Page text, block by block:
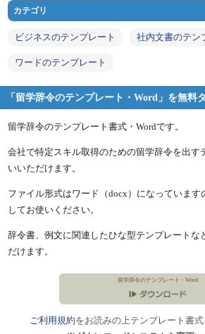
カテゴリ
ビジネスのテンプレート 社内文書のテン
ワードのテンプレート
「留学辞令のテンプレート・Word」を無料
留学辞令のテンプレート書式・Wordです。
会社で特定スキル取得のための留学辞令を出す
いいただけます。
ファイル形式はワード（docx）になっていま
してお使いください。
辞令書、例文に関連したひな型テンプレートな
だけます。
留学辞令のテンプレート・Word
ご利用規約をお読みの上テンプレート書式